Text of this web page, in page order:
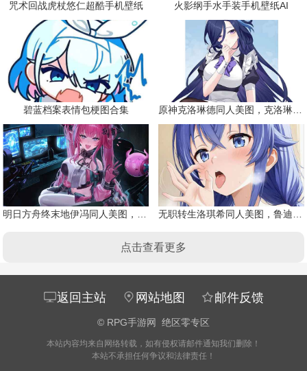
咒术回战虎杖悠仁超酷手机壁纸 火影纲手水手装手机壁纸AI
碧蓝档案表情包梗图合集 原神克洛琳德同人美图，克洛琳德战败会怎样
明日方舟终末地伊冯同人美图，粉毛恶魔伊冯 无职转生洛琪希同人美图，鲁迪的二老婆
点击查看更多
返回主站 网站地图 邮件反馈
© RPG手游网 绝区零专区
本站内容均来自网络转载，如有侵权请邮件通知我们删除！
本站不承担任何争议和法律责任！